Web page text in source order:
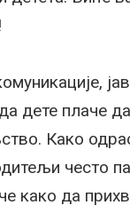
дете плаче
Како
често
како да